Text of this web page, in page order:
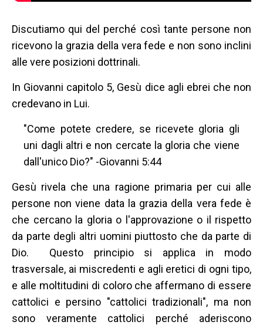
Discutiamo qui del perché così tante persone non
ricevono la grazia della vera fede e non sono inclini
alle vere posizioni dottrinali.
In Giovanni capitolo 5, Gesù dice agli ebrei che non
credevano in Lui.
"Come potete credere, se ricevete gloria gli
uni dagli altri e non cercate la gloria che viene
dall'unico Dio?" -Giovanni 5:44
Gesù rivela che una ragione primaria per cui alle
persone non viene data la grazia della vera fede è
che cercano la gloria o l'approvazione o il rispetto
da parte degli altri uomini piuttosto che da parte di
Dio. Questo principio si applica in modo
trasversale, ai miscredenti e agli eretici di ogni tipo,
e alle moltitudini di coloro che affermano di essere
cattolici e persino "cattolici tradizionali", ma non
sono veramente cattolici perché aderiscono